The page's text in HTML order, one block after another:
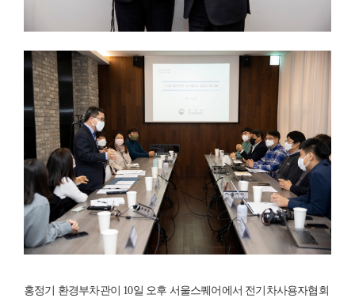
홍정기 환경부차관이 10일 오후 서울스퀘어에서 전기차사용자협회